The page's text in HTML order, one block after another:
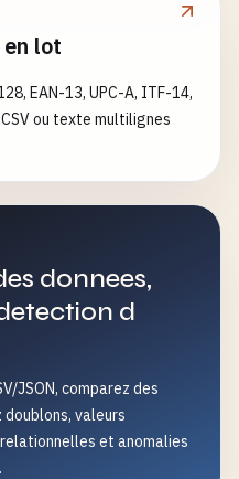
lot
EAN-13, UPC-A, ITF-14,
ou texte multilignes
donnees,
d
JSON, comparez des
valeurs
et anomalies